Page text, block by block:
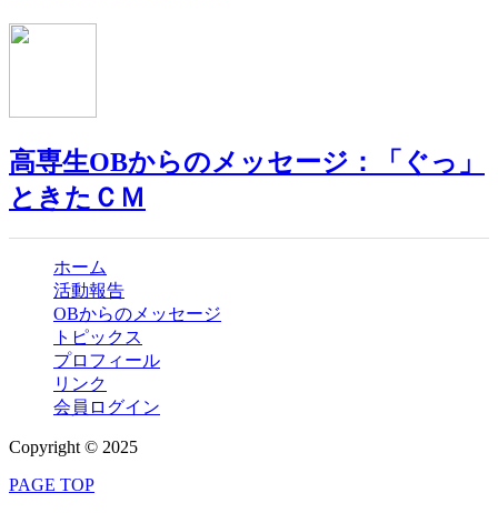
高専生OBからのメッセージ：「ぐっ」
ときたＣＭ
ホーム
活動報告
OBからのメッセージ
トピックス
プロフィール
リンク
会員ログイン
Copyright © 2025
PAGE TOP